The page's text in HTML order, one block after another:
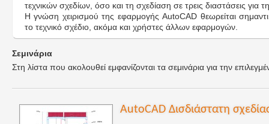
τεχνικών σχεδίων, όσο και τη σχεδίαση σε τρεις διαστάσεις για
Η γνώση χειρισμού της εφαρμογής AutoCAD θεωρείται
το τεχνικό σχέδιο, ακόμα και χρήστες άλλων εφαρμογών.
Σεμινάρια
Στη λίστα που ακολουθεί εμφανίζονται τα σεμινάρια για την
AutoCAD Δισδιάστατη